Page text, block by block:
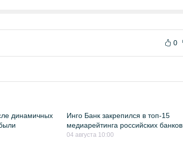
0
динамичных
Инго Банк закрепился в топ-15
медиарейтинга российских банков
04 августа 10:00